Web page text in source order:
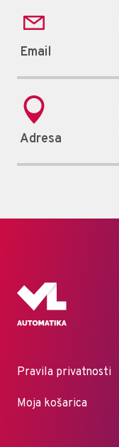
Email
Adresa
Pravila privatnosti
Moja košarica